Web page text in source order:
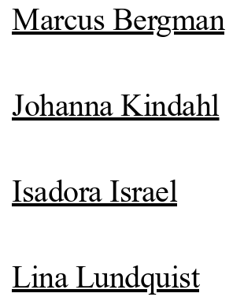
Marcus Bergman
Johanna Kindahl
Isadora Israel
Lina Lundquist